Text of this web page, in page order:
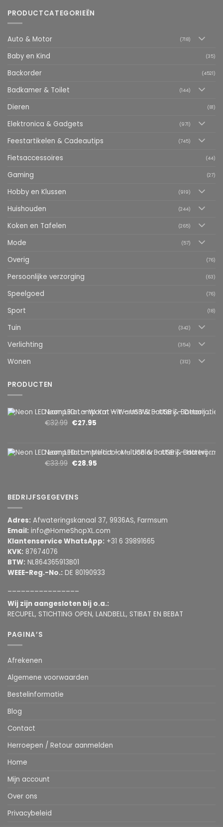
PRODUCTCATEGORIEËN
Auto & Motor (718)
Baby en Kind (35)
Backorder (4521)
Badkamer & Toilet (144)
Dieren (81)
Elektronica & Gadgets (971)
Feestartikelen & Cadeautips (745)
Fietsaccessoires (44)
Gaming (27)
Hobby en Klussen (919)
Huishouden (244)
Koken en Tafelen (265)
Mode (57)
Overig (76)
Persoonlijke verzorging (63)
Speelgoed (76)
Sport (18)
Tuin (342)
Verlichting (354)
Wonen (312)
PRODUCTEN
Neon LED Lamp Kat – Warm Wit – USB & Batterij – Decoratieve Tafellamp voor Kinderkamer – 28,5 x 24,5 cm
€32.99 €27.95
Neon LED Lamp Hart – Multicolor – USB & Batterij – Hartvormige Sfeerlamp – Kinderkamer & Slaapkamer – 25,2 x 23 cm
€33.99 €28.95
BEDRIJFSGEGEVENS
Adres: Afwateringskanaal 37, 9936AS, Farmsum
Email: info@HomeShopXL.com
Klantenservice WhatsApp: +31 6 39891665
KVK: 87674076
BTW: NL864365913B01
WEEE-Reg.-No.: DE 80190933
Wij zijn aangesloten bij o.a.:
RECUPEL, STICHTING OPEN, LANDBELL, STIBAT EN BEBAT
PAGINA’S
Afrekenen
Algemene voorwaarden
Bestelinformatie
Blog
Contact
Herroepen / Retour aanmelden
Home
Mijn account
Over ons
Privacybeleid